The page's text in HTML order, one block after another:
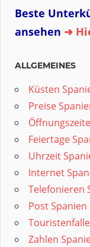
Beste
ansehen ➜
ALLGEMEINES
Küsten
Preise
Feiertage
Uhrzeit
Internet
Telefonieren
Post Spanien
Zahlen